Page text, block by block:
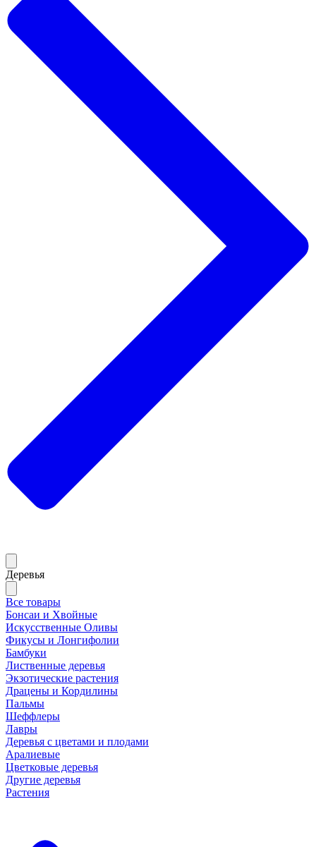
Деревья
Все товары
Бонсаи и Хвойные
Искусственные Оливы
Фикусы и Лонгифолии
Бамбуки
Лиственные деревья
Экзотические растения
Драцены и Кордилины
Пальмы
Шеффлеры
Лавры
Деревья с цветами и плодами
Аралиевые
Цветковые деревья
Другие деревья
Растения